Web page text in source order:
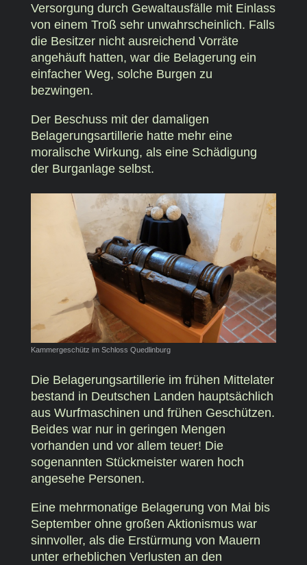
Versorgung durch Gewaltausfälle mit Einlass
von einem Troß sehr unwahrscheinlich. Falls
die Besitzer nicht ausreichend Vorräte
angehäuft hatten, war die Belagerung ein
einfacher Weg, solche Burgen zu
bezwingen.
Der Beschuss mit der damaligen
Belagerungsartillerie hatte mehr eine
moralische Wirkung, als eine Schädigung
der Burganlage selbst.
Kammergeschütz im Schloss Quedlinburg
Die Belagerungsartillerie im frühen Mittelater
bestand in Deutschen Landen hauptsächlich
aus Wurfmaschinen und frühen Geschützen.
Beides war nur in geringen Mengen
vorhanden und vor allem teuer! Die
sogenannten Stückmeister waren hoch
angesehe Personen.
Eine mehrmonatige Belagerung von Mai bis
September ohne großen Aktionismus war
sinnvoller, als die Erstürmung von Mauern
unter erheblichen Verlusten an den